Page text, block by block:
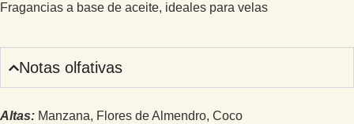
Fragancias a base de aceite, ideales para velas
Notas olfativas
Altas: Manzana, Flores de Almendro, Coco